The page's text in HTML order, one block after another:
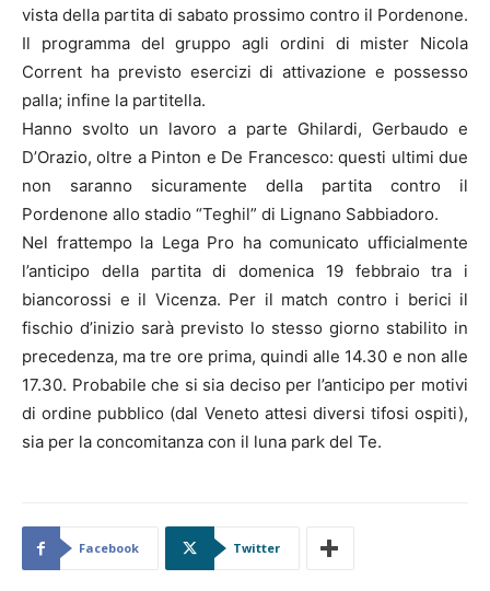
vista della partita di sabato prossimo contro il Pordenone.
Il programma del gruppo agli ordini di mister Nicola
Corrent ha previsto esercizi di attivazione e possesso
palla; infine la partitella.
Hanno svolto un lavoro a parte Ghilardi, Gerbaudo e
D’Orazio, oltre a Pinton e De Francesco: questi ultimi due
non saranno sicuramente della partita contro il
Pordenone allo stadio “Teghil” di Lignano Sabbiadoro.
Nel frattempo la Lega Pro ha comunicato ufficialmente
l’anticipo della partita di domenica 19 febbraio tra i
biancorossi e il Vicenza. Per il match contro i berici il
fischio d’inizio sarà previsto lo stesso giorno stabilito in
precedenza, ma tre ore prima, quindi alle 14.30 e non alle
17.30. Probabile che si sia deciso per l’anticipo per motivi
di ordine pubblico (dal Veneto attesi diversi tifosi ospiti),
sia per la concomitanza con il luna park del Te.
Facebook Twitter